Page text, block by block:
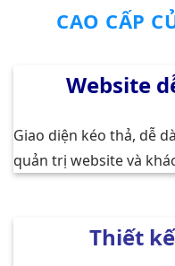
CAO CẤP
Website
Giao diện kéo thả, dễ
quản trị website và
Thiết